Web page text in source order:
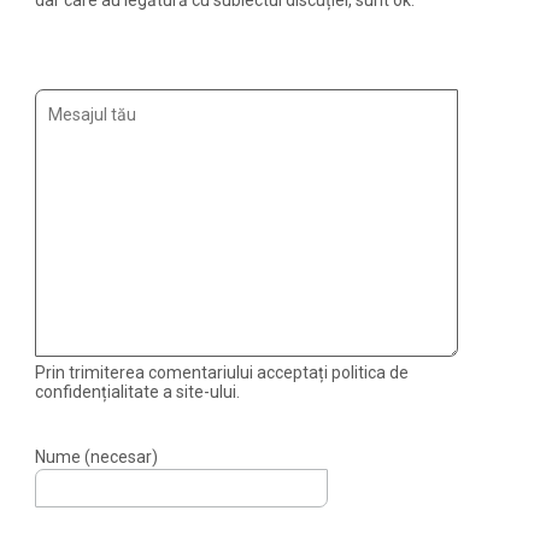
Prin trimiterea comentariului acceptați politica de
confidențialitate a site-ului.
Nume (necesar)